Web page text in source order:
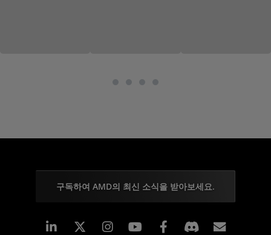
구독하여 AMD의 최신 소식을 받아보세요.
Linkedin Instagram Facebook